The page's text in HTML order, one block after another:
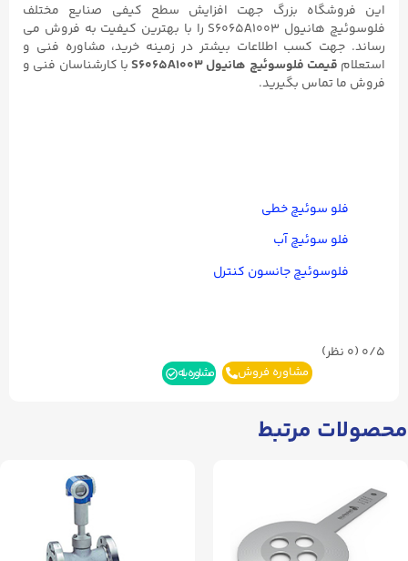
این فروشگاه بزرگ جهت افزایش سطح کیفی صنایع مختلف
فلوسوئیچ هانیول S6065A1003 را با بهترین کیفیت به فروش می
رساند. جهت کسب اطلاعات بیشتر در زمینه خرید، مشاوره فنی و
استعلام قیمت فلوسوئیچ هانیول S6065A1003
با کارشناسان فنی و
فروش ما تماس بگیرید.
فلو سوئیچ خطی
فلو سوئیچ آب
فلوسوئیچ جانسون کنترل
0/5 (۰ نظر)
مشاوره فروش مشاوره بله
محصولات مرتبط